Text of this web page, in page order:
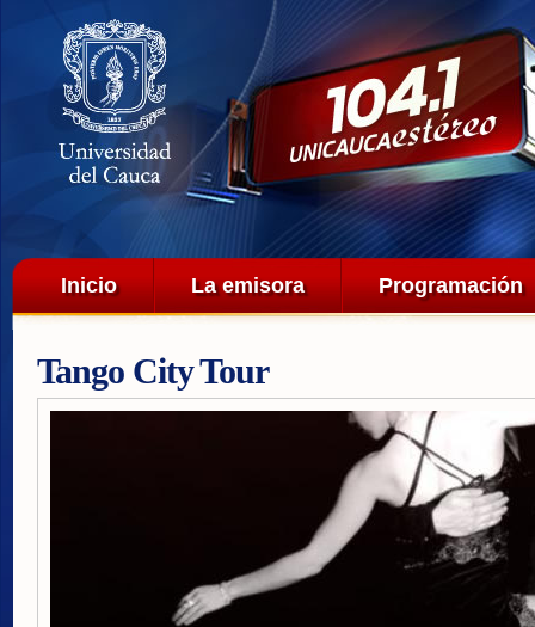
Menú principal
Inicio La emisora Programación
Tango City Tour